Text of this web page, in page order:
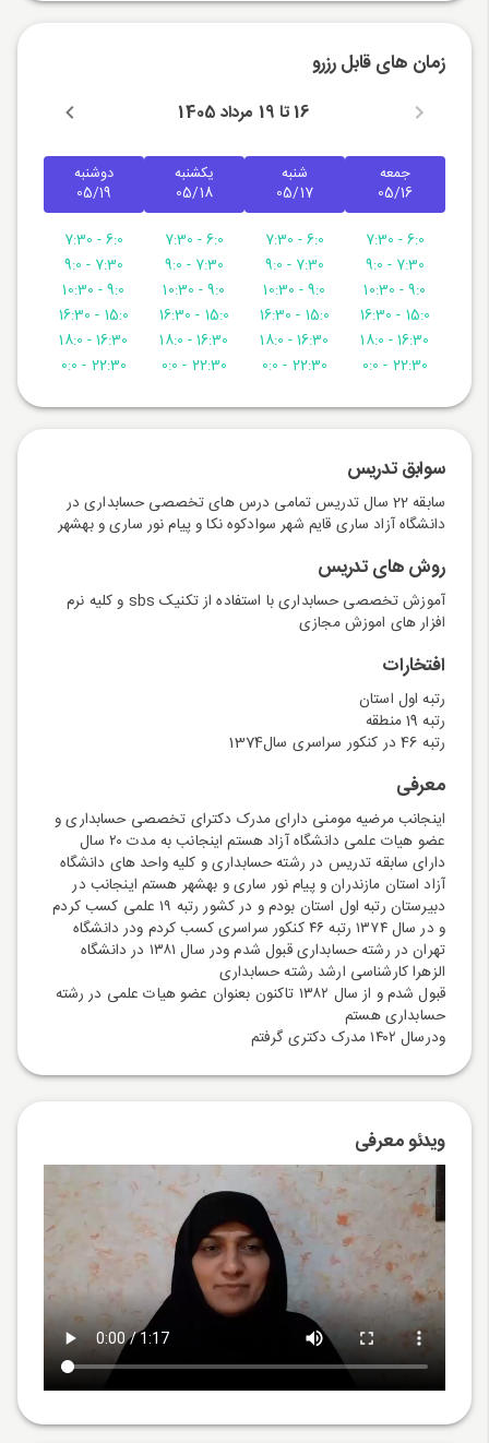
زمان های قابل رزرو
16 تا 19 مرداد 1405
جمعه
05/16
6:0 - 7:30
7:30 - 9:0
9:0 - 10:30
15:0 - 16:30
16:30 - 18:0
22:30 - 0:0
شنبه
05/17
6:0 - 7:30
7:30 - 9:0
9:0 - 10:30
15:0 - 16:30
16:30 - 18:0
22:30 - 0:0
یکشنبه
05/18
6:0 - 7:30
7:30 - 9:0
9:0 - 10:30
15:0 - 16:30
16:30 - 18:0
22:30 - 0:0
دوشنبه
05/19
6:0 - 7:30
7:30 - 9:0
9:0 - 10:30
15:0 - 16:30
16:30 - 18:0
22:30 - 0:0
سوابق تدریس
سابقه 22 سال تدریس تمامی درس های تخصصی حسابداری در
دانشگاه آزاد ساری قایم شهر سوادکوه نکا و پیام نور ساری و بهشهر
روش های تدریس
آموزش تخصصی حسابداری با استفاده از تکنیک sbs و کلیه نرم
افزار های اموزش مجازی
افتخارات
رتبه اول استان
رتبه 19 منطقه
رتبه 46 در کنکور سراسری سال1374
معرفی
اینجانب مرضیه مومنی دارای مدرک دکترای تخصصی حسابداری و
عضو هیات علمی دانشگاه آزاد هستم اینجانب به مدت ۲۰ سال
دارای سابقه تدریس در رشته حسابداری و کلیه واحد های دانشگاه
آزاد استان مازندران و پیام نور ساری و بهشهر هستم اینجانب در
دبیرستان رتبه اول استان بودم و در کشور رتبه ۱۹ علمی کسب کردم
و در سال ۱۳۷۴ رتبه ۴۶ کنکور سراسری کسب کردم ودر دانشگاه
تهران در رشته حسابداری قبول شدم ودر سال ۱۳۸۱ در دانشگاه
الزهرا کارشناسی ارشد رشته حسابداری
قبول شدم و از سال ۱۳۸۲ تاکنون بعنوان عضو هیات علمی در رشته
حسابداری هستم
ودرسال ۱۴۰۲ مدرک دکتری گرفتم
ویدئو معرفی